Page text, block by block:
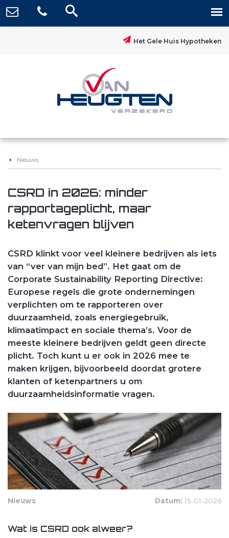
Het Gele Huis Hypotheken
Nieuws
CSRD in 2026: minder
rapportageplicht, maar
ketenvragen blijven
CSRD klinkt voor veel kleinere bedrijven als iets
van “ver van mijn bed”. Het gaat om de
Corporate Sustainability Reporting Directive:
Europese regels die grote ondernemingen
verplichten om te rapporteren over
duurzaamheid, zoals energiegebruik,
klimaatimpact en sociale thema’s. Voor de
meeste kleinere bedrijven geldt geen directe
plicht. Toch kunt u er ook in 2026 mee te
maken krijgen, bijvoorbeeld doordat grotere
klanten of ketenpartners u om
duurzaamheidsinformatie vragen.
Nieuws Datum: 15-01-2026
Wat is CSRD ook alweer?